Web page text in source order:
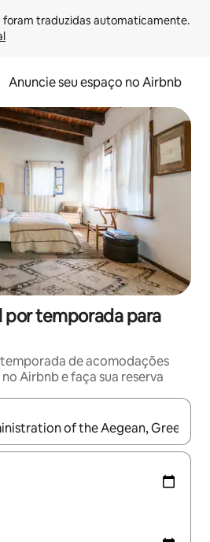
Anuncie seu espaço no Airbnb
por temporada para
de acomodações
Airbnb e faça sua reserva
disponíveis, explore-os